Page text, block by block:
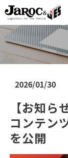
製品情報
導入事例
カタログダウンロー
2026/01/30
【お知
コンテン
を公開